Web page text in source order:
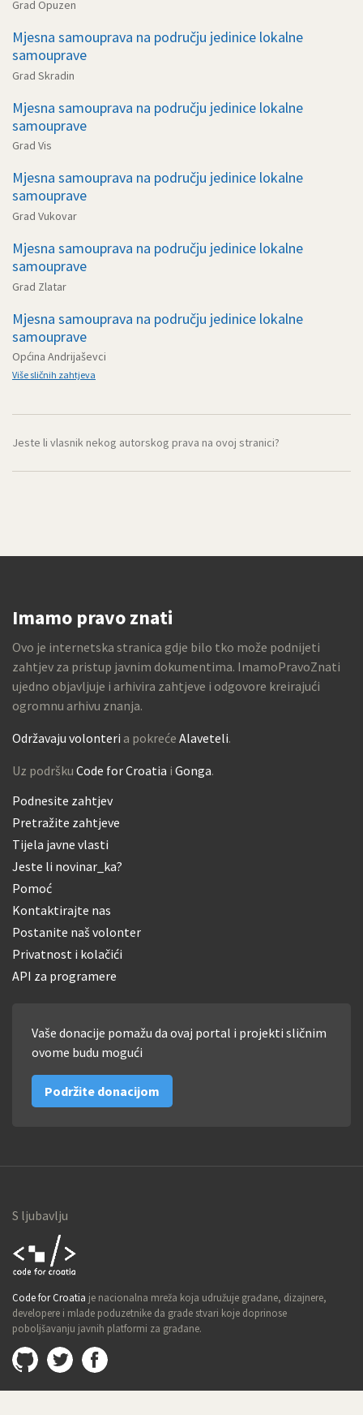
Grad Opuzen
Mjesna samouprava na području jedinice lokalne
samouprave
Grad Skradin
Mjesna samouprava na području jedinice lokalne
samouprave
Grad Vis
Mjesna samouprava na području jedinice lokalne
samouprave
Grad Vukovar
Mjesna samouprava na području jedinice lokalne
samouprave
Grad Zlatar
Mjesna samouprava na području jedinice lokalne
samouprave
Općina Andrijaševci
Više sličnih zahtjeva
Jeste li vlasnik nekog autorskog prava na ovoj stranici?
Imamo pravo znati
Ovo je internetska stranica gdje bilo tko može podnijeti
zahtjev za pristup javnim dokumentima. ImamoPravoZnati
ujedno objavljuje i arhivira zahtjeve i odgovore kreirajući
ogromnu arhivu znanja.
Održavaju volonteri a pokreće Alaveteli.
Uz podršku Code for Croatia i Gonga.
Podnesite zahtjev
Pretražite zahtjeve
Tijela javne vlasti
Jeste li novinar_ka?
Pomoć
Kontaktirajte nas
Postanite naš volonter
Privatnost i kolačići
API za programere
Vaše donacije pomažu da ovaj portal i projekti sličnim
ovome budu mogući
Podržite donacijom
S ljubavlju
Croatia
Code for Croatia je nacionalna mreža koja udružuje građane, dizajnere,
developere i mlade poduzetnike da grade stvari koje doprinose
poboljšavanju javnih platformi za građane.